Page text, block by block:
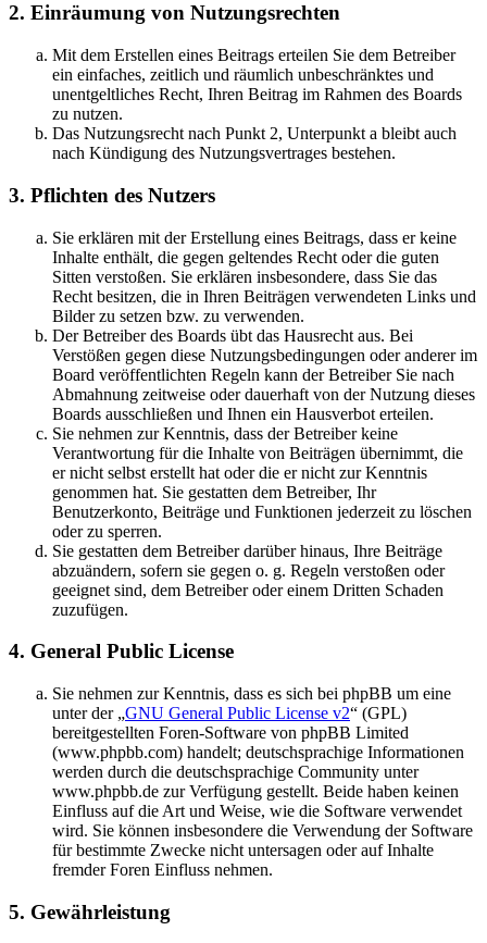
2. Einräumung von Nutzungsrechten
Mit dem Erstellen eines Beitrags erteilen Sie dem Betreiber
ein einfaches, zeitlich und räumlich unbeschränktes und
unentgeltliches Recht, Ihren Beitrag im Rahmen des Boards
zu nutzen.
Das Nutzungsrecht nach Punkt 2, Unterpunkt a bleibt auch
nach Kündigung des Nutzungsvertrages bestehen.
3. Pflichten des Nutzers
Sie erklären mit der Erstellung eines Beitrags, dass er keine
Inhalte enthält, die gegen geltendes Recht oder die guten
Sitten verstoßen. Sie erklären insbesondere, dass Sie das
Recht besitzen, die in Ihren Beiträgen verwendeten Links und
Bilder zu setzen bzw. zu verwenden.
Der Betreiber des Boards übt das Hausrecht aus. Bei
Verstößen gegen diese Nutzungsbedingungen oder anderer im
Board veröffentlichten Regeln kann der Betreiber Sie nach
Abmahnung zeitweise oder dauerhaft von der Nutzung dieses
Boards ausschließen und Ihnen ein Hausverbot erteilen.
Sie nehmen zur Kenntnis, dass der Betreiber keine
Verantwortung für die Inhalte von Beiträgen übernimmt, die
er nicht selbst erstellt hat oder die er nicht zur Kenntnis
genommen hat. Sie gestatten dem Betreiber, Ihr
Benutzerkonto, Beiträge und Funktionen jederzeit zu löschen
oder zu sperren.
Sie gestatten dem Betreiber darüber hinaus, Ihre Beiträge
abzuändern, sofern sie gegen o. g. Regeln verstoßen oder
geeignet sind, dem Betreiber oder einem Dritten Schaden
zuzufügen.
4. General Public License
Sie nehmen zur Kenntnis, dass es sich bei phpBB um eine
unter der „GNU General Public License v2“ (GPL)
bereitgestellten Foren-Software von phpBB Limited
(www.phpbb.com) handelt; deutschsprachige Informationen
werden durch die deutschsprachige Community unter
www.phpbb.de zur Verfügung gestellt. Beide haben keinen
Einfluss auf die Art und Weise, wie die Software verwendet
wird. Sie können insbesondere die Verwendung der Software
für bestimmte Zwecke nicht untersagen oder auf Inhalte
fremder Foren Einfluss nehmen.
5. Gewährleistung